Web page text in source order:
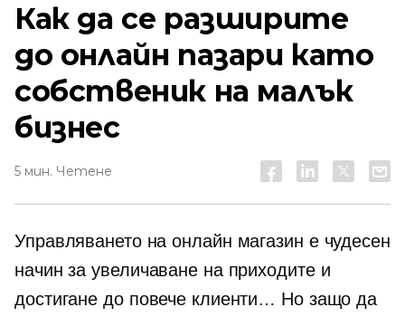
Как да се разширите
до онлайн пазари като
собственик на малък
бизнес
5 мин. Четене
Управляването на онлайн магазин е чудесен
начин за увеличаване на приходите и
достигане до повече клиенти… Но защо да